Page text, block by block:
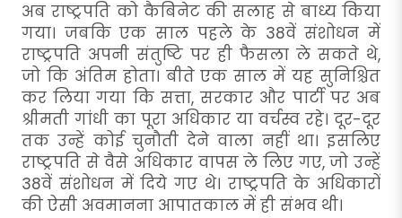
अब राष्ट्रपति को कैबिनेट की सलाह से बाध्य किया
गया। जबकि एक साल पहले के 38वें संशोधन में
राष्ट्रपति अपनी संतुष्टि पर ही फैसला ले सकते थे,
जो कि अंतिम होता। बीते एक साल में यह सुनिश्चित
कर लिया गया कि सत्ता, सरकार और पार्टी पर अब
श्रीमती गांधी का पूरा अधिकार या वर्चस्व रहे। दूर-दूर
तक उन्हें कोई चुनौती देने वाला नहीं था। इसलिए
राष्ट्रपति से वैसे अधिकार वापस ले लिए गए, जो उन्हें
38वें संशोधन में दिये गए थे। राष्ट्रपति के अधिकारों
की ऐसी अवमानना आपातकाल में ही संभव थी।